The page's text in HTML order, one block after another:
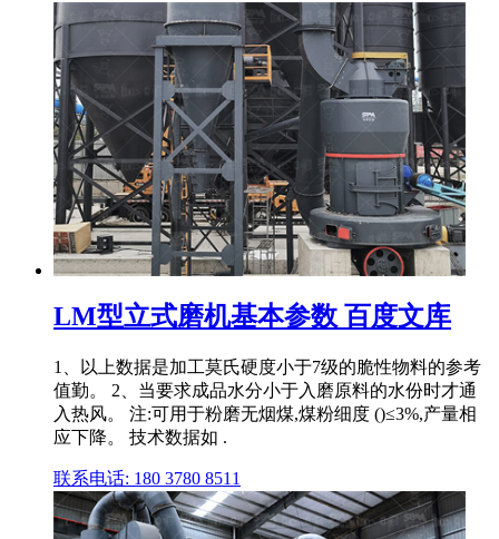
LM型立式磨机基本参数 百度文库
1、以上数据是加工莫氏硬度小于7级的脆性物料的参考
值勤。 2、当要求成品水分小于入磨原料的水份时才通
入热风。 注:可用于粉磨无烟煤,煤粉细度 ()≤3%,产量相
应下降。 技术数据如 .
联系电话: 180 3780 8511